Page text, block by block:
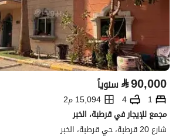
⃁90,000 سنوياً
1
4
15,094 م2
مجمع للإيجار في قرطبة، الخبر
شارع 20 قرطبة، حي قرطبة، الخبر